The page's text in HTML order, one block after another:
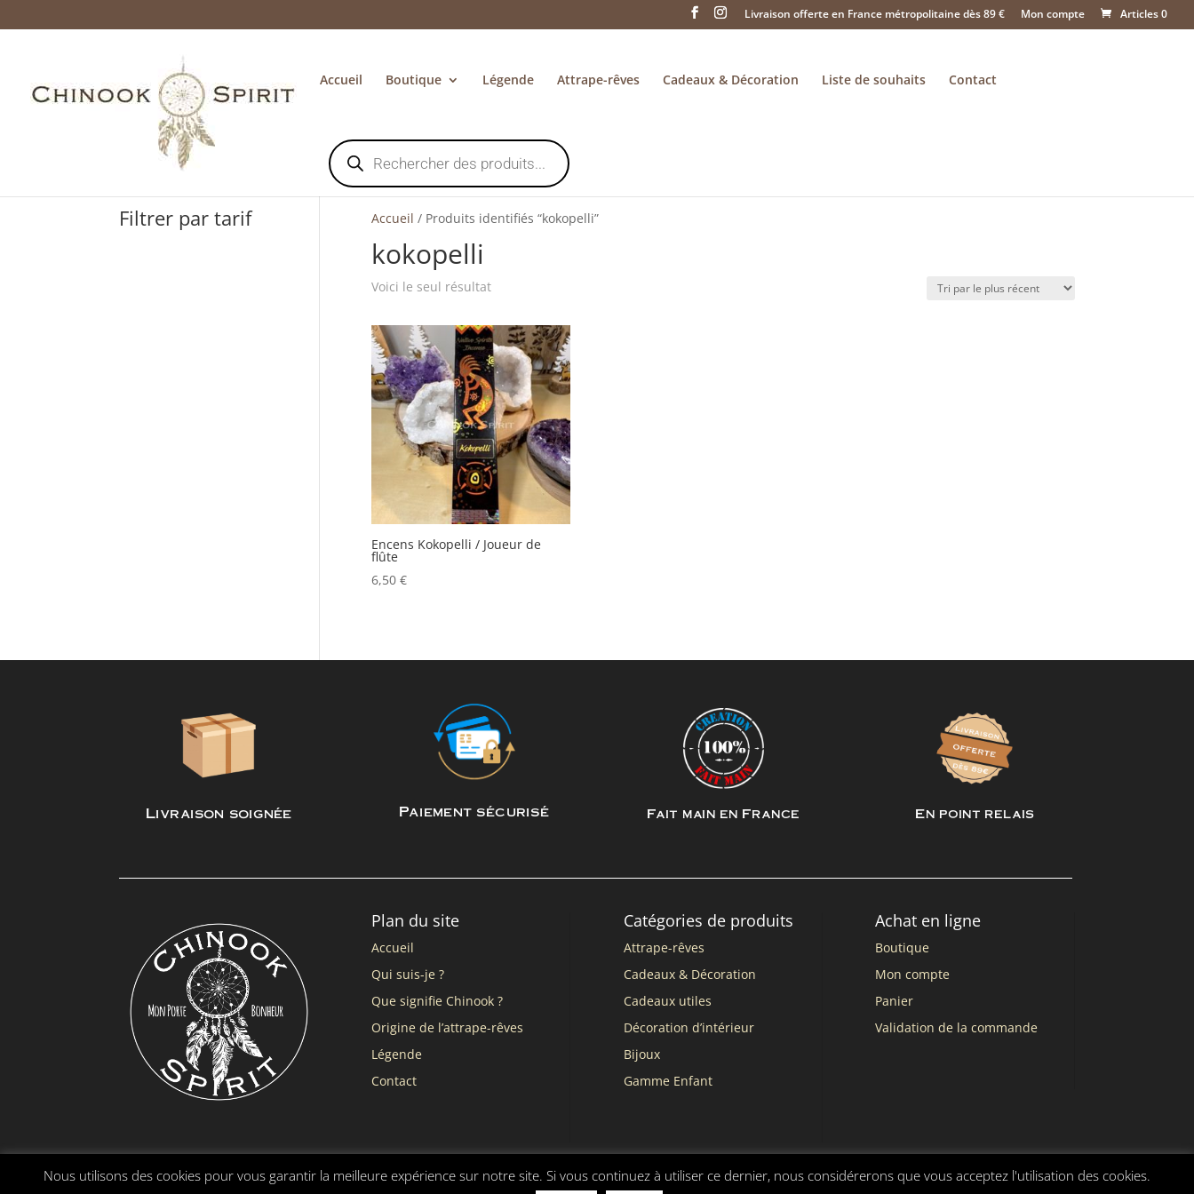
Livraison offerte en France métropolitaine dès 89 € Mon compte Articles 0
Accueil Boutique Légende Attrape-rêves Cadeaux & Décoration Liste de souhaits Contact
Recherche
de
produits
Accueil / Produits identifiés “kokopelli”
kokopelli
Voici le seul résultat
Encens Kokopelli / Joueur de
flûte
6,50 €
Filtrer par tarif
Livraison soignée Paiement sécurisé Fait main en France En point relais
Plan du site
Accueil
Qui suis-je ?
Que signifie Chinook ?
Origine de l’attrape-rêves
Légende
Contact
Catégories de produits
Attrape-rêves
Cadeaux & Décoration
Cadeaux utiles
Décoration d’intérieur
Bijoux
Gamme Enfant
Achat en ligne
Boutique
Mon compte
Panier
Validation de la commande
Chinook Spirit ® | Mentions légales Conditions générales de vente
Nous utilisons des cookies pour vous garantir la meilleure expérience sur notre site. Si vous continuez à utiliser ce dernier, nous considérerons que vous acceptez l'utilisation des cookies.